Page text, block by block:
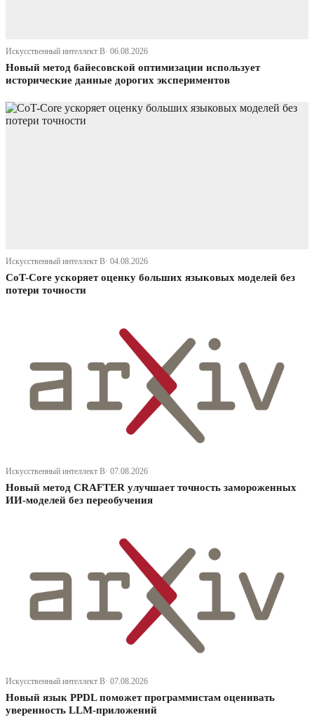
Искусственный интеллект В· 06.08.2026
Новый метод байесовской оптимизации использует
исторические данные дорогих экспериментов
Искусственный интеллект В· 04.08.2026
CoT-Core ускоряет оценку больших языковых моделей без
потери точности
Искусственный интеллект В· 07.08.2026
Новый метод CRAFTER улучшает точность замороженных
ИИ-моделей без переобучения
Искусственный интеллект В· 07.08.2026
Новый язык PPDL поможет программистам оценивать
уверенность LLM-приложений